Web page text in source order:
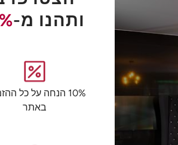
ותהנו מ-
10% הנחה על כל
באתר